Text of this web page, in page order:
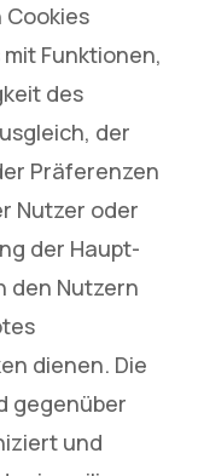
Funktionen,
des
der
Präferenzen
Nutzer oder
der Haupt-
den Nutzern
dienen. Die
gegenüber
und